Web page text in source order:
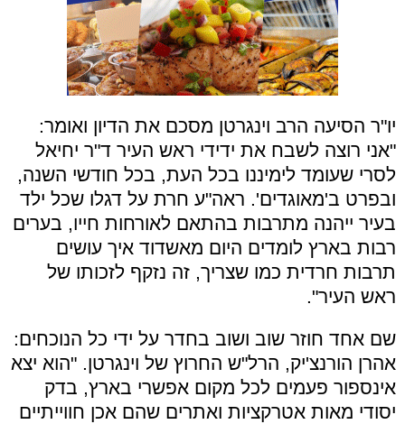
יו"ר הסיעה הרב וינגרטן מסכם את הדיון ואומר:
"אני רוצה לשבח את ידידי ראש העיר ד"ר יחיאל
לסרי שעומד לימיננו בכל העת, בכל חודשי השנה,
ובפרט ב'מאוגדים'. ראה"ע חרת על דגלו שכל ילד
בעיר ייהנה מתרבות בהתאם לאורחות חייו, בערים
רבות בארץ לומדים היום מאשדוד איך עושים
תרבות חרדית כמו שצריך, זה נזקף לזכותו של
ראש העיר".
שם אחד חוזר שוב ושוב בחדר על ידי כל הנוכחים:
אהרן הורנצ'יק, הרל"ש החרוץ של וינגרטן. "הוא יצא
אינספור פעמים לכל מקום אפשרי בארץ, בדק
יסודי מאות אטרקציות ואתרים שהם אכן חווייתיים